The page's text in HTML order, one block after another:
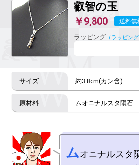
叡智の玉
￥9,800 送料無
ラッピング （ ラッピン
約3.8cm(カン含)
ムオニナルスタ隕石
ムオニナルスタ